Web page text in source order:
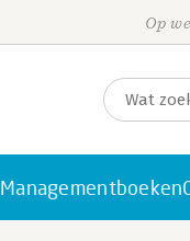
Op
Managementboeken